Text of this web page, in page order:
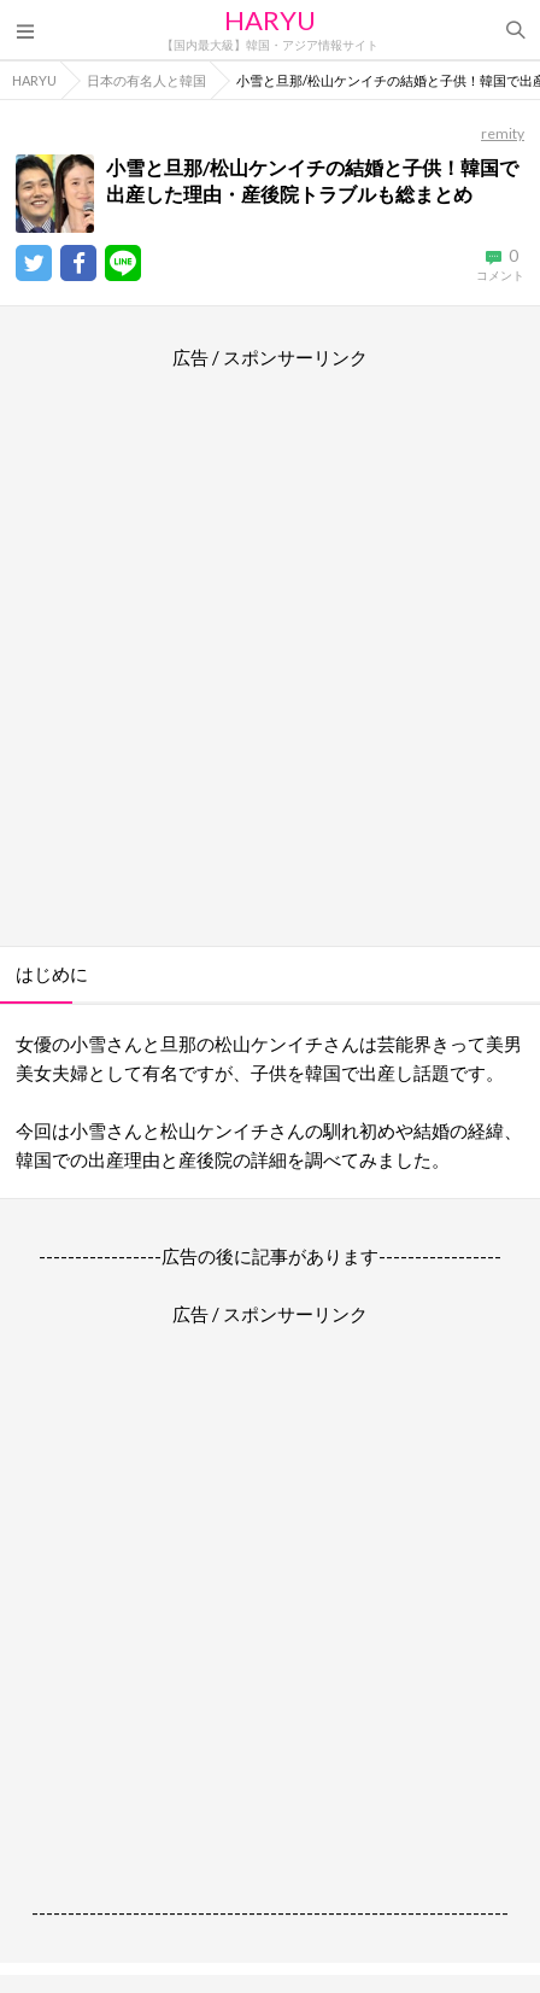
HARYU
【国内最大級】韓国・アジア情報サイト
HARYU 日本の有名人と韓国 小雪と旦那/松山ケンイチの結婚と子供！韓国で
remity
小雪と旦那/松山ケンイチの結婚と子供！韓国で
出産した理由・産後院トラブルも総まとめ
0
コメント
広告 / スポンサーリンク
はじめに
女優の小雪さんと旦那の松山ケンイチさんは芸能界きって美男
美女夫婦として有名ですが、子供を韓国で出産し話題です。
今回は小雪さんと松山ケンイチさんの馴れ初めや結婚の経緯、
韓国での出産理由と産後院の詳細を調べてみました。
-----------------広告の後に記事があります-----------------
広告 / スポンサーリンク
------------------------------------------------------------------